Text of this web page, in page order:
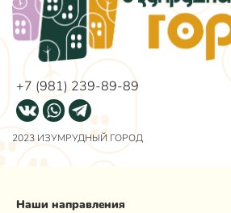
+7 (981) 239-89-89
2023 ИЗУМРУДНЫЙ ГОРОД
Наши направления